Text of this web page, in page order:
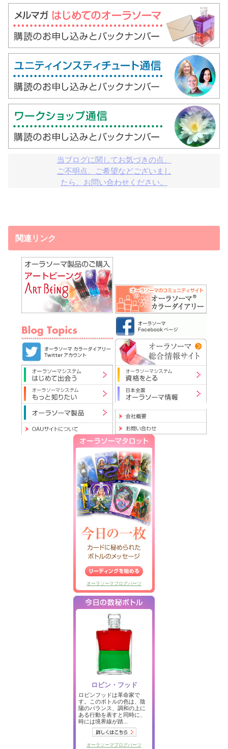
当ブログに関してお気づきの点、
ご不明点、ご希望などございまし
たら、お問い合わせください。
関連リンク